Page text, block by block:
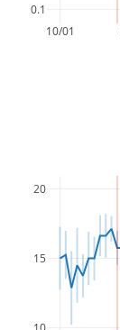
10/01
0.1
15
20